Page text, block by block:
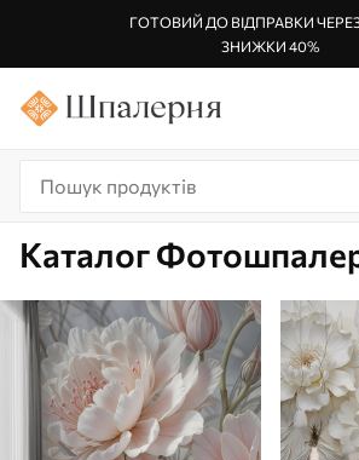
ГОТОВИЙ ДО ВІДПРАВКИ ЧЕРЕЗ
ЗНИЖКИ 40%
Каталог Фотошпалер